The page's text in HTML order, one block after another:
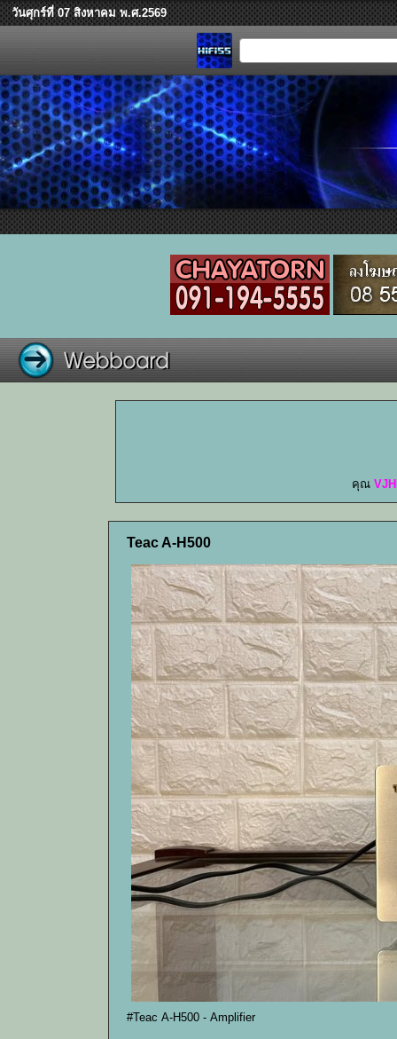
วันศุกร์ที่ 07 สิงหาคม พ.ศ.2569
คุณ
Teac A-H500
#Teac A-H500 - Amplifier